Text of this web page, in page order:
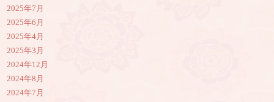
2025年7月
2025年6月
2025年4月
2025年3月
2024年12月
2024年8月
2024年7月